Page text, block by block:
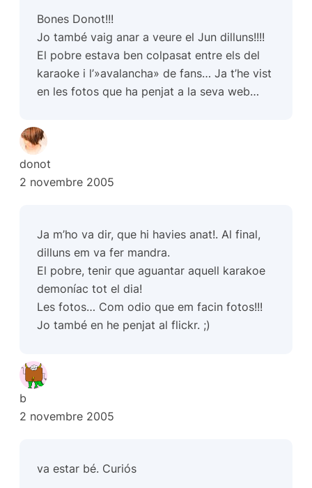
Bones Donot!!!
Jo també vaig anar a veure el Jun dilluns!!!!
El pobre estava ben colpasat entre els del
karaoke i l’»avalancha» de fans… Ja t’he vist
en les fotos que ha penjat a la seva web…
donot
2 novembre 2005
Ja m’ho va dir, que hi havies anat!. Al final,
dilluns em va fer mandra.
El pobre, tenir que aguantar aquell karakoe
demoníac tot el dia!
Les fotos… Com odio que em facin fotos!!!
Jo també en he penjat al flickr. ;)
b
2 novembre 2005
va estar bé. Curiós